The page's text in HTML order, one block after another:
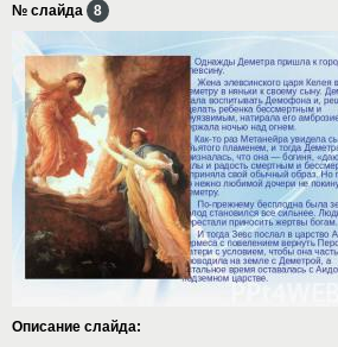
№ слайда 8
Описание слайда: